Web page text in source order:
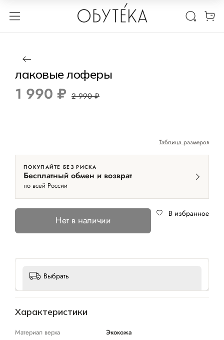
1 / 3
лаковые лоферы
1 990 ₽ 2 990 ₽
Таблица размеров
ПОКУПАЙТЕ БЕЗ РИСКА
Бесплатный обмен и возврат
по всей России
Нет в наличии
В избранное
Выбрать
Характеристики
Материал верха
Экокожа